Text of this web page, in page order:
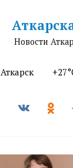
Новости
Аткарск